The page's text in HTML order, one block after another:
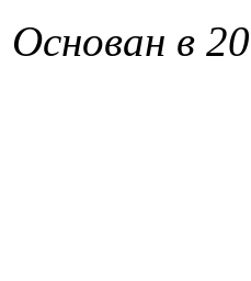
Основан в